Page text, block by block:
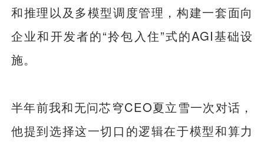
和推理以及多模型调度管理，构建一套面向
企业和开发者的“拎包入住”式的AGI基础设
施。
半年前我和无问芯穹CEO夏立雪一次对话，
他提到选择这一切口的逻辑在于模型和算力